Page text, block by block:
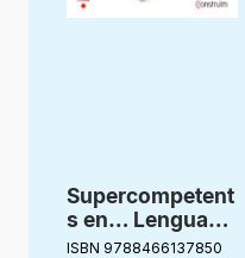
Supercompetent
s en… Lengua
castellana. 2
ISBN 9788466137850